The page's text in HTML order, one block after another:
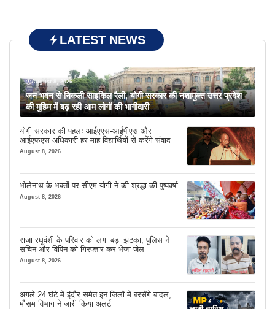
LATEST NEWS
August 8, 2026
जन भवन से निकली साइकिल रैली, योगी सरकार की नशामुक्त उत्तर प्रदेश
की मुहिम में बढ़ रही आम लोगों की भागीदारी
योगी सरकार की पहलः आईएएस-आईपीएस और
आईएफएस अधिकारी हर माह विद्यार्थियों से करेंगे संवाद
August 8, 2026
भोलेनाथ के भक्तों पर सीएम योगी ने की श्रद्धा की पुष्पवर्षा
August 8, 2026
राजा रघुवंशी के परिवार को लगा बड़ा झटका, पुलिस ने
सचिन और विपिन को गिरफ्तार कर भेजा जेल
August 8, 2026
अगले 24 घंटे में इंदौर समेत इन जिलों में बरसेंगे बादल,
मौसम विभाग ने जारी किया अलर्ट